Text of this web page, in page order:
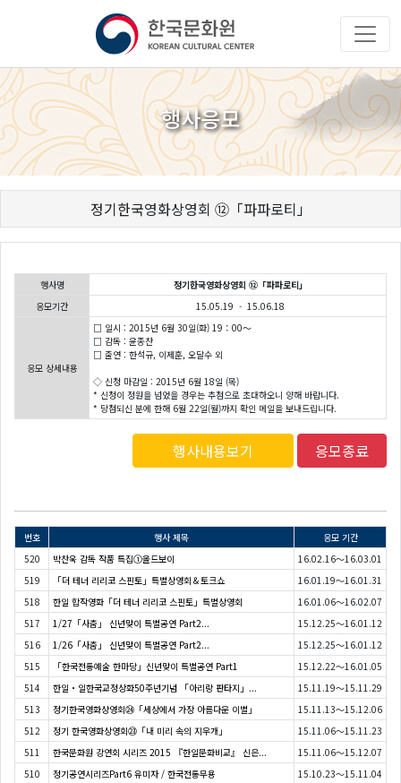
행사응모
정기한국영화상영회 ⑫「파파로티」
행사명
정기한국영화상영회 ⑫「파파로티」
응모기간
15.05.19 - 15.06.18
응모 상세내용
□ 일시 : 2015년 6월 30일(화) 19：00～
□ 감독 : 윤종찬
□ 출연 : 한석규, 이제훈, 오달수 외
◇ 신청 마감일 : 2015년 6월 18일 (목)
* 신청이 정원을 넘었을 경우는 추첨으로 초대하오니 양해 바랍니다.
* 당첨되신 분에 한해 6월 22일(월)까지 확인 메일을 보내드립니다.
행사내용보기 응모종료
번호 행사 제목
응모 기간
520
박찬욱 감독 작품 특집①올드보이
16.02.16～16.03.01
519
「더 테너 리리코 스핀토」특별상영회＆토크쇼
16.01.19～16.01.31
518
한일 합작영화「더 테너 리리코 스핀토」특별상영회
16.01.06～16.02.07
517
1/27「사춤」 신년맞이 특별공연 Part2...
15.12.25～16.01.12
516
1/26「사춤」 신년맞이 특별공연 Part2...
15.12.25～16.01.12
515
「한국전통예술 한마당」신년맞이 특별공연 Part1
15.12.22～16.01.05
514
한일・일한국교정상화50주년기념 「아리랑 판타지」...
15.11.19～15.11.29
513
정기한국영화상영회㉔「세상에서 가장 아름다운 이별」
15.11.13～15.12.06
512
정기 한국영화상영회㉓「내 미리 속의 지우개」
15.11.06～15.11.23
511
한국문화원 강연회 시리즈 2015 『한일문화비교』 신은...
15.11.06～15.12.07
510
정기공연시리즈Part6 유미자 / 한국전통무용
15.10.23～15.11.04